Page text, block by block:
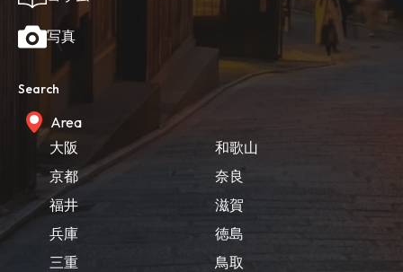
写真
Search
Area
大阪
京都
福井
兵庫
三重
和歌山
奈良
滋賀
徳島
鳥取